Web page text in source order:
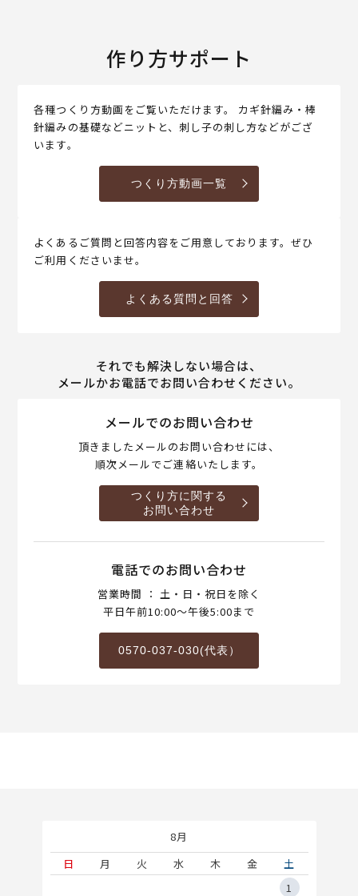
作り方サポート
各種つくり方動画をご覧いただけます。 カギ針編み・棒
針編みの基礎などニットと、刺し子の刺し方などがござ
います。
つくり方動画一覧
よくあるご質問と回答内容をご用意しております。ぜひ
ご利用くださいませ。
よくある質問と回答
それでも解決しない場合は、
メールかお電話でお問い合わせください。
メールでのお問い合わせ
頂きましたメールのお問い合わせには、
順次メールでご連絡いたします。
つくり方に関する
お問い合わせ
電話でのお問い合わせ
営業時間 ： 土・日・祝日を除く
平日午前10:00～午後5:00まで
0570-037-030(代表）
8月
日
月 火 水 木 金
土
1